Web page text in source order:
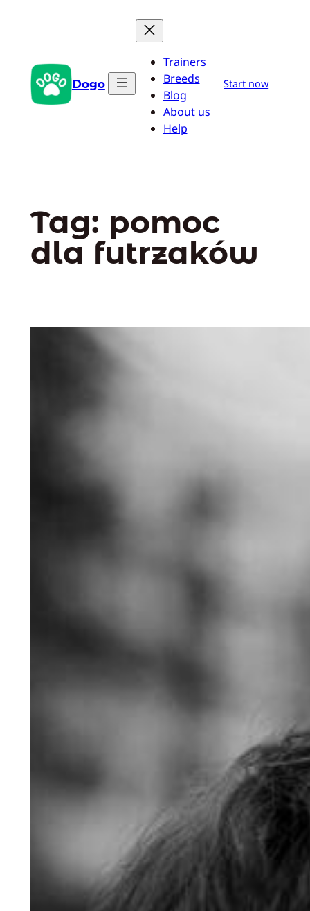
Dogo
Trainers
Breeds
Blog
About us
Help
Start now
Tag: pomoc
dla futrzaków